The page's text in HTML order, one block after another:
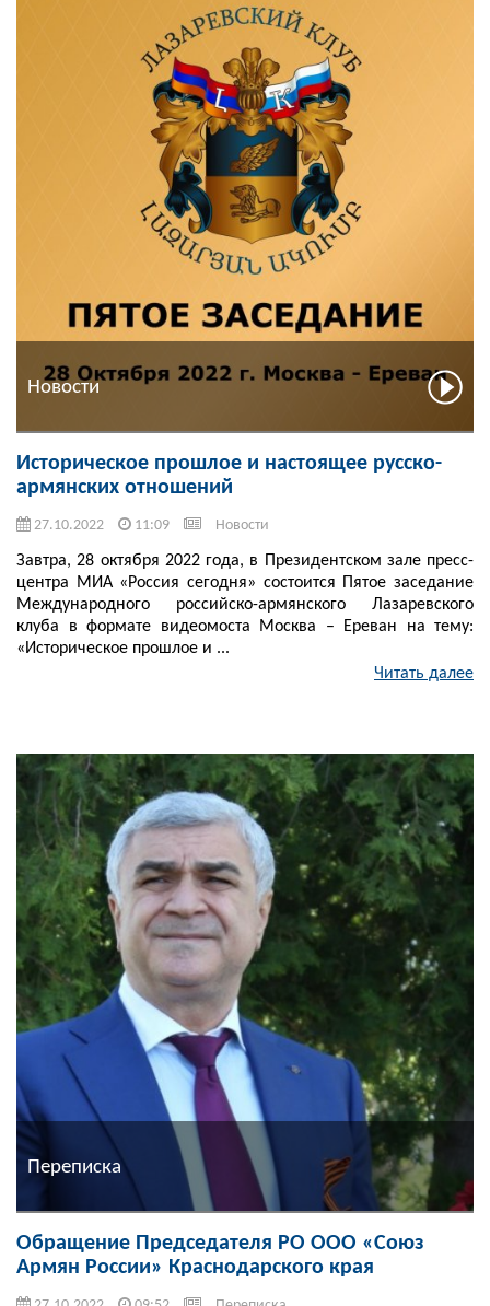
Новости
Историческое прошлое и настоящее русско-
армянских отношений
27.10.2022 11:09 Новости
Завтра, 28 октября 2022 года, в Президентском зале пресс-
центра МИА «Россия сегодня» состоится Пятое заседание
Международного российско-армянского Лазаревского
клуба в формате видеомоста Москва – Ереван на тему:
«Историческое прошлое и ...
Читать далее
Переписка
Обращение Председателя РО ООО «Союз
Армян России» Краснодарского края